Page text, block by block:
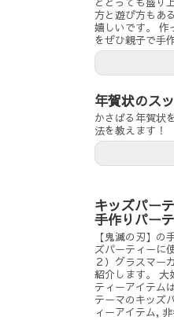
方と遊び方もあ
嬉しいです。
をぜひ親子で手
年賀状のス
かさばる年賀状
法を教えます！
キッズパー
手作りパー
【鬼滅の刃】の
ズパーティーに
２）グラスマー
紹介します。 大
ティーアイテム
テーマのキッズ
ィーアイテム,